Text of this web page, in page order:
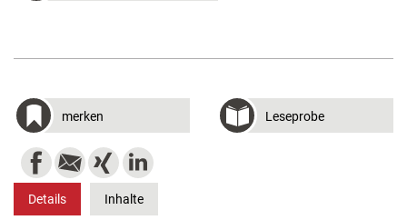
merken Leseprobe
Details Inhalte